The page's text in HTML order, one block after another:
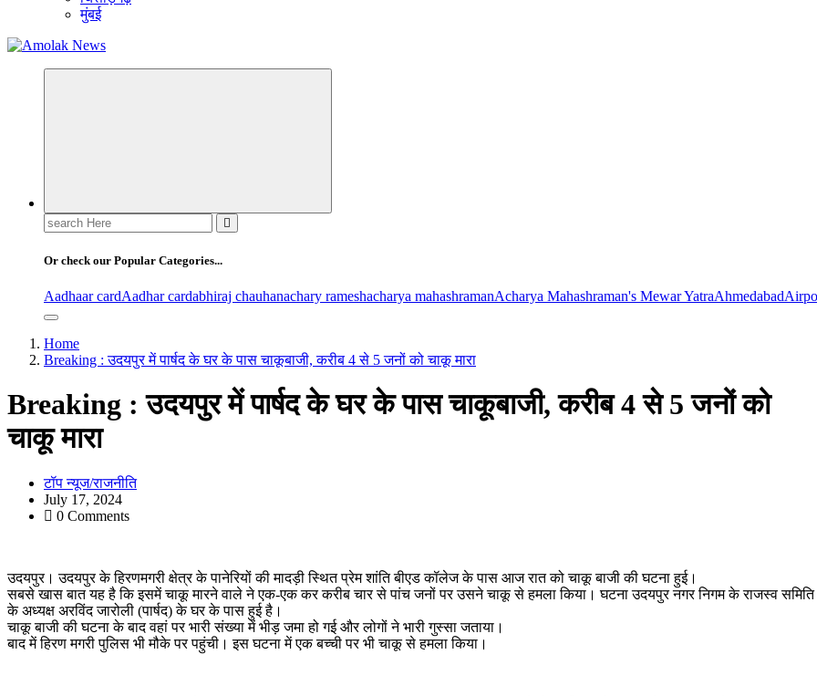
मुंबई
Amolak News
Search
for:
Or check our Popular Categories...
Aadhaar cardAadhar cardabhiraj chauhanachary rameshacharya mahashramanAcharya Mahashraman's Mewar YatraAhmedabad
Home
Breaking : उदयपुर में पार्षद के घर के पास चाकूबाजी, करीब 4 से 5 जनों को चाकू मारा
Breaking : उदयपुर में पार्षद के घर के पास चाकूबाजी, करीब 4 से 5 जनों को
चाकू मारा
टॉप न्यूज/राजनीति
July 17, 2024
0 Comments
उदयपुर। उदयपुर के हिरणमगरी क्षेत्र के पानेरियों की मादड़ी स्थित प्रेम शांति बीएड कॉलेज के पास आज रात को चाकू बाजी की घटना हुई।
सबसे खास बात यह है कि इसमें चाकू मारने वाले ने एक-एक कर करीब चार से पांच जनों पर उसने चाकू से हमला किया। घटना उदयपुर नगर निगम के राजस्व समिति
के अध्यक्ष अरविंद जारोली (पार्षद) के घर के पास हुई है।
चाकू बाजी की घटना के बाद वहां पर भारी संख्या में भीड़ जमा हो गई और लोगों ने भारी गुस्सा जताया।
बाद में हिरण मगरी पुलिस भी मौके पर पहुंची। इस घटना में एक बच्ची पर भी चाकू से हमला किया।